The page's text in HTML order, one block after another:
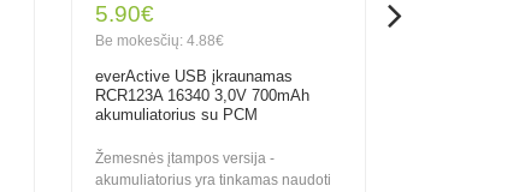
5.90€
Be mokesčių: 4.88€
everActive USB įkraunamas
RCR123A 16340 3,0V 700mAh
akumuliatorius su PCM
Žemesnės įtampos versija -
akumuliatorius yra tinkamas naudoti